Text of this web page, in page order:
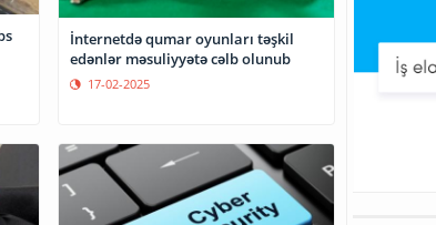
İnternetdə qumar oyunları təşkil
edənlər məsuliyyətə cəlb olunub
17-02-2025